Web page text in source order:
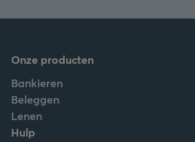
Onze producten
Bankieren
Beleggen
Lenen
Hulp